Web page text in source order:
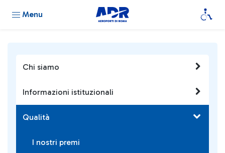
Menu
Chi siamo
Informazioni istituzionali
Qualità
I nostri premi